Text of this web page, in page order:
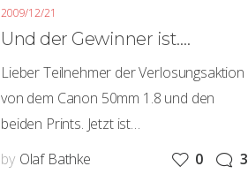
2009/12/21
Und der Gewinner ist….
Lieber Teilnehmer der Verlosungsaktion
von dem Canon 50mm 1.8 und den
beiden Prints. Jetzt ist…
by Olaf Bathke 0 3